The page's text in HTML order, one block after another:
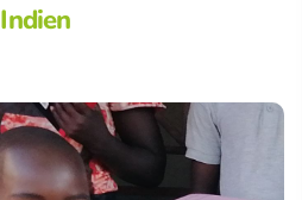
Indien